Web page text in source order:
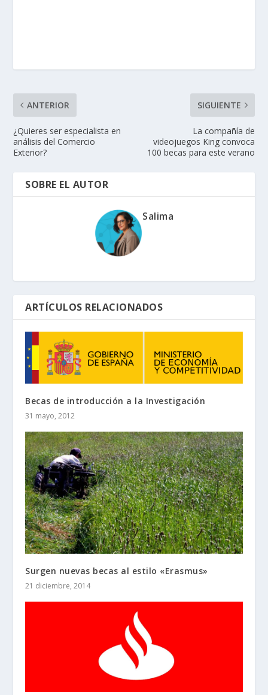
ANTERIOR
¿Quieres ser especialista en
análisis del Comercio
Exterior?
SIGUIENTE
La compañía de
videojuegos King convoca
100 becas para este verano
SOBRE EL AUTOR
Salima
ARTÍCULOS RELACIONADOS
Becas de introducción a la Investigación
31 mayo, 2012
Surgen nuevas becas al estilo «Erasmus»
21 diciembre, 2014